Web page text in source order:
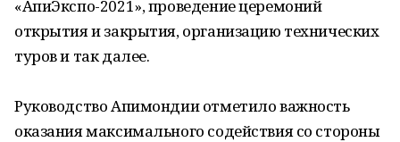
«АпиЭкспо-2021», проведение церемоний
открытия и закрытия, организацию технических
туров и так далее.
Руководство Апимондии отметило важность
оказания максимального содействия со стороны